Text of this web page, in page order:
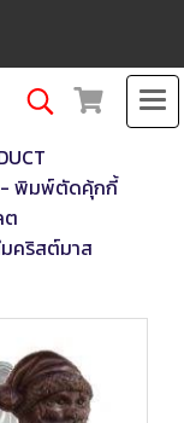
- พิมพ์ตัดคุ้กกี้
ต
คริสต์มาส